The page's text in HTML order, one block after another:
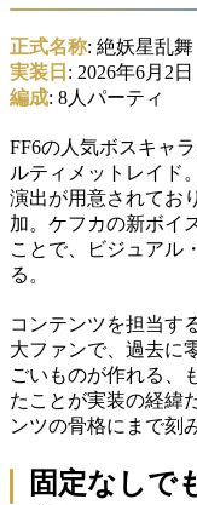
正式名称: 絶妖星乱舞
実装日 : 2026年6月2日
編成: 8人パーティ
FF6の人気ボスキャ
ルティメットレイド
演出が用意されてお
加。ケフカの新ボイ
ことで、ビジュアル
る。
コンテンツを担当す
大ファンで、過去に
ごいものが作れる、
たことが実装の経緯
ンツの骨格にまで刻
固定なしで